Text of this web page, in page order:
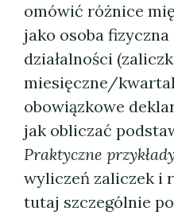
omówić różnice
jako osoba
działalności
miesięczne/
obowiązkowe
jak obliczać
Praktyczne
wyliczeń zaliczek i
tutaj szczególnie